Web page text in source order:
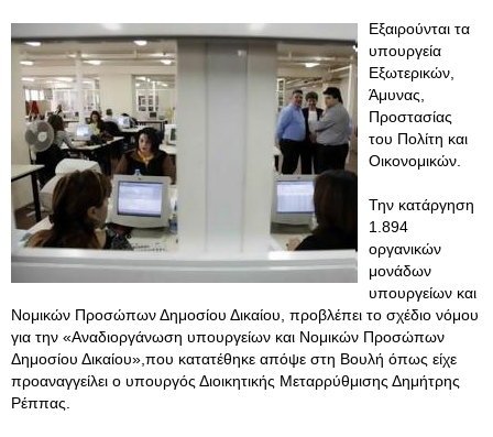
Εξαιρούνται τα
υπουργεία
Εξωτερικών,
Άμυνας,
Προστασίας
του Πολίτη και
Οικονομικών.
Την κατάργηση
1.894
οργανικών
μονάδων
υπουργείων και
Νομικών Προσώπων Δημοσίου Δικαίου, προβλέπει το σχέδιο νόμου
για την «Αναδιοργάνωση υπουργείων και Νομικών Προσώπων
Δημοσίου Δικαίου»,που κατατέθηκε απόψε στη Βουλή όπως είχε
προαναγγείλει ο υπουργός Διοικητικής Μεταρρύθμισης Δημήτρης
Ρέππας.